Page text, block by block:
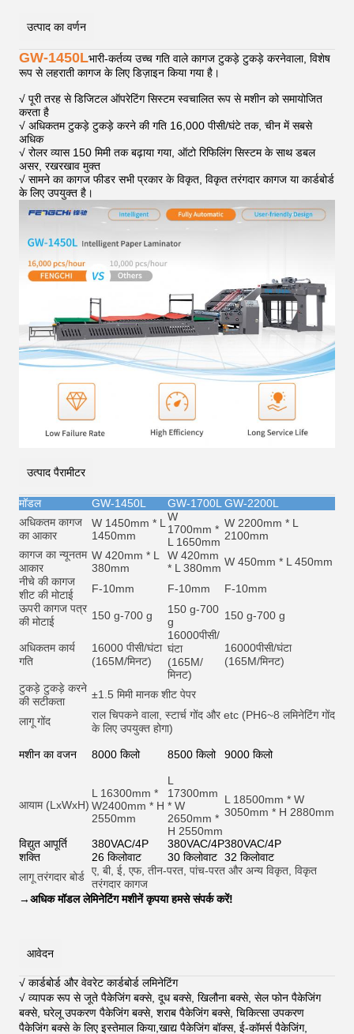
उत्पाद का वर्णन
GW-1450Lभारी-कर्तव्य उच्च गति वाले कागज टुकड़े टुकड़े करनेवाला, विशेष
रूप से लहराती कागज के लिए डिज़ाइन किया गया है।
√ पूरी तरह से डिजिटल ऑपरेटिंग सिस्टम स्वचालित रूप से मशीन को समायोजित
करता है
√ अधिकतम टुकड़े टुकड़े करने की गति 16,000 पीसी/घंटे तक, चीन में सबसे
अधिक
√ रोलर व्यास 150 मिमी तक बढ़ाया गया, ऑटो रिफिलिंग सिस्टम के साथ डबल
असर, रखरखाव मुक्त
√ सामने का कागज फीडर सभी प्रकार के विकृत, विकृत तरंगदार कागज या कार्डबोर्ड
के लिए उपयुक्त है।
उत्पाद पैरामीटर
मॉडल GW-1450L GW-1700L GW-2200L
अधिकतम कागज
का आकार
W 1450mm * L
1450mm
W
1700mm *
L 1650mm
W 2200mm * L
2100mm
कागज का न्यूनतम
आकार
W 420mm * L
380mm
W 420mm
* L 380mm W 450mm * L 450mm
नीचे की कागज
शीट की मोटाई
F-10mm F-10mm
F-10mm
ऊपरी कागज पत्र
की मोटाई
150 g-700 g
150 g-700
g
150 g-700 g
अधिकतम कार्य
गति
16000 पीसी/घंटा
(165M/मिनट)
16000पीसी/
घंटा
(165M/
मिनट)
16000पीसी/घंटा
(165M/मिनट)
टुकड़े टुकड़े करने
की सटीकता
±1.5 मिमी मानक शीट पेपर
लागू गोंद राल चिपकने वाला, स्टार्च गोंद और etc (PH6~8 लमिनेटिंग गोंद
के लिए उपयुक्त होगा)
मशीन का वजन 8000 किलो 8500 किलो 9000 किलो
आयाम (LxWxH)
L 16300mm *
W2400mm * H
2550mm
L
17300mm
* W
2650mm *
H 2550mm
L 18500mm * W
3050mm * H 2880mm
विद्युत आपूर्ति 380VAC/4P 380VAC/4P380VAC/4P
शक्ति
26 किलोवाट 30 किलोवाट 32 किलोवाट
लागू तरंगदार बोर्ड ए, बी, ई, एफ, तीन-परत, पांच-परत और अन्य विकृत, विकृत
तरंगदार कागज
→अधिक मॉडल लेमिनेटिंग मशीनें कृपया हमसे संपर्क करें!
आवेदन
√ कार्डबोर्ड और वेवरेट कार्डबोर्ड लमिनेटिंग
√ व्यापक रूप से जूते पैकेजिंग बक्से, दूध बक्से, खिलौना बक्से, सेल फोन पैकेजिंग
बक्से, घरेलू उपकरण पैकेजिंग बक्से, शराब पैकेजिंग बक्से, चिकित्सा उपकरण
पैकेजिंग बक्से के लिए इस्तेमाल किया,खाद्य पैकेजिंग बॉक्स, ई-कॉमर्स पैकेजिंग,